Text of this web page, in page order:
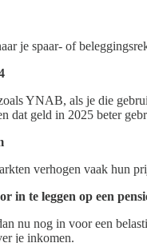
je spaar- of
YNAB, als je die
dat geld in 2025 beter
verhogen vaak hun
in te leggen op een
nu nog in voor een
je inkomen.